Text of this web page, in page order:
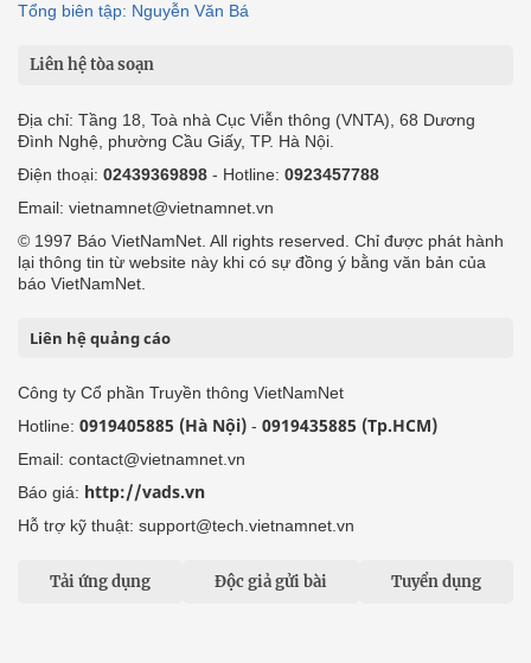
Tổng biên tập: Nguyễn Văn Bá
Liên hệ tòa soạn
Địa chỉ: Tầng 18, Toà nhà Cục Viễn thông (VNTA), 68 Dương
Đình Nghệ, phường Cầu Giấy, TP. Hà Nội.
Điện thoại: 02439369898 - Hotline: 0923457788
Email: vietnamnet@vietnamnet.vn
© 1997 Báo VietNamNet. All rights reserved. Chỉ được phát hành
lại thông tin từ website này khi có sự đồng ý bằng văn bản của
báo VietNamNet.
Liên hệ quảng cáo
Công ty Cổ phần Truyền thông VietNamNet
Hotline: 0919405885 (Hà Nội) - 0919435885 (Tp.HCM)
Email: contact@vietnamnet.vn
Báo giá: http://vads.vn
Hỗ trợ kỹ thuật: support@tech.vietnamnet.vn
Tải ứng dụng Độc giả gửi bài Tuyển dụng